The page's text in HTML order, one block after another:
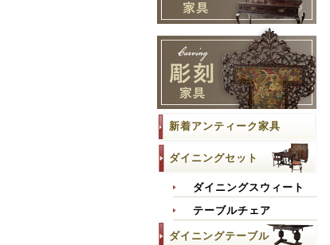
新着アンティーク家具
ダイニングセット
ダイニングスウィート
テーブルチェア
ダイニングテーブル